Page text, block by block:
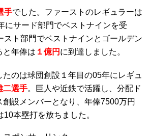
手でした。ファーストのレギュラーは
にサード部門でベストナインを受
スト部門でベストナインとゴールデン
と年俸は １億円 に到達しました。
たのは球団創設１年目の05年にレギュ
二選手。巨人や近鉄で活躍し、分配ド
設メンバーとなり、年俸7500万円
本塁打を放ちました。